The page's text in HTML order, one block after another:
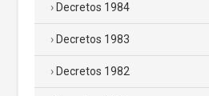
Decretos 1984
Decretos 1983
Decretos 1982